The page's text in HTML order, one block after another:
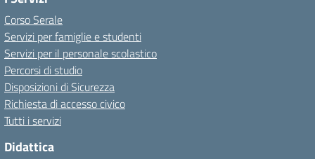
Corso Serale
Servizi per famiglie e studenti
Servizi per il personale scolastico
Percorsi di studio
Disposizioni di Sicurezza
Richiesta di accesso civico
Tutti i servizi
Didattica